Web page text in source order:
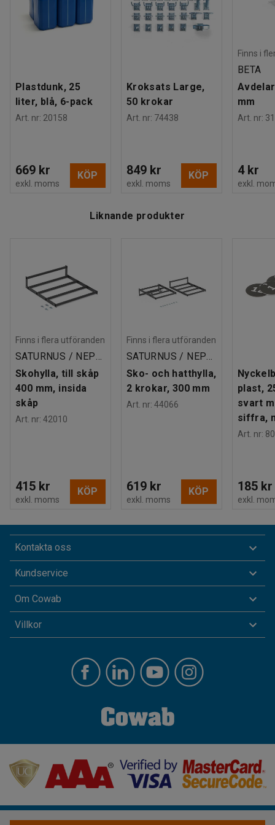
Plastdunk, 25
liter, blå, 6-pack
Art. nr: 20158
669 kr
exkl. moms
KÖP
Kroksats Large,
50 krokar
Art. nr: 74438
849 kr
exkl. moms
KÖP
Finns i
BETA
mm
Art. nr:
4 kr
exkl.
Liknande produkter
Finns i flera utföranden
SATURNUS / NEPTUNUS / MERKURIUS
Skohylla, till skåp
400 mm, insida
skåp
Art. nr: 42010
415 kr
exkl. moms
KÖP
Finns i flera utföranden
SATURNUS / NEPTUNUS / MERKURIUS
Sko- och hatthylla,
2 krokar, 300 mm
Art. nr: 44066
619 kr
exkl. moms
KÖP
plast,
svart
siffra,
Art. nr:
185 kr
exkl.
Kontakta oss
Kundservice
Om Cowab
Villkor